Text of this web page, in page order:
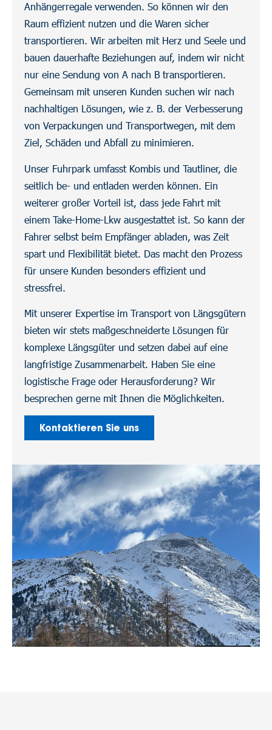
Anhängerregale verwenden. So können wir den
Raum effizient nutzen und die Waren sicher
transportieren. Wir arbeiten mit Herz und Seele und
bauen dauerhafte Beziehungen auf, indem wir nicht
nur eine Sendung von A nach B transportieren.
Gemeinsam mit unseren Kunden suchen wir nach
nachhaltigen Lösungen, wie z. B. der Verbesserung
von Verpackungen und Transportwegen, mit dem
Ziel, Schäden und Abfall zu minimieren.
Unser Fuhrpark umfasst Kombis und Tautliner, die
seitlich be- und entladen werden können. Ein
weiterer großer Vorteil ist, dass jede Fahrt mit
einem Take-Home-Lkw ausgestattet ist. So kann der
Fahrer selbst beim Empfänger abladen, was Zeit
spart und Flexibilität bietet. Das macht den Prozess
für unsere Kunden besonders effizient und
stressfrei.
Mit unserer Expertise im Transport von Längsgütern
bieten wir stets maßgeschneiderte Lösungen für
komplexe Längsgüter und setzen dabei auf eine
langfristige Zusammenarbeit. Haben Sie eine
logistische Frage oder Herausforderung? Wir
besprechen gerne mit Ihnen die Möglichkeiten.
Kontaktieren Sie uns